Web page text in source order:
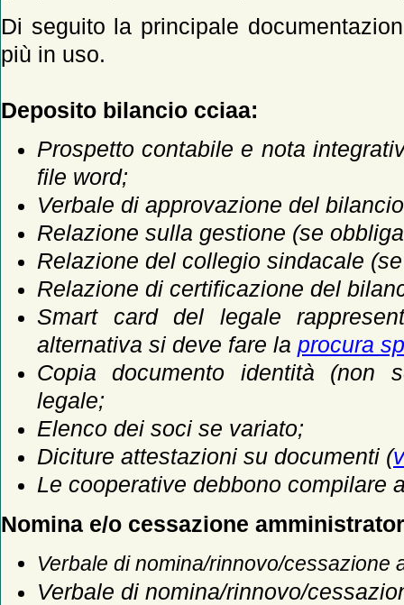
Di seguito la principale
più in uso.
Deposito bilancio cciaa:
Prospetto contabile e nota
file word;
Verbale di approvazione del
Relazione sulla gestione (se
Relazione del collegio sindacale
Relazione di certificazione del
Smart card del legale
alternativa si deve fare la procura
Copia documento identità (non
legale;
Elenco dei soci se variato;
Diciture attestazioni su documenti (
Le cooperative debbono compilare
Nomina e/o cessazione
Verbale di nomina/rinnovo/cessazione
Verbale di nomina/rinnovo/